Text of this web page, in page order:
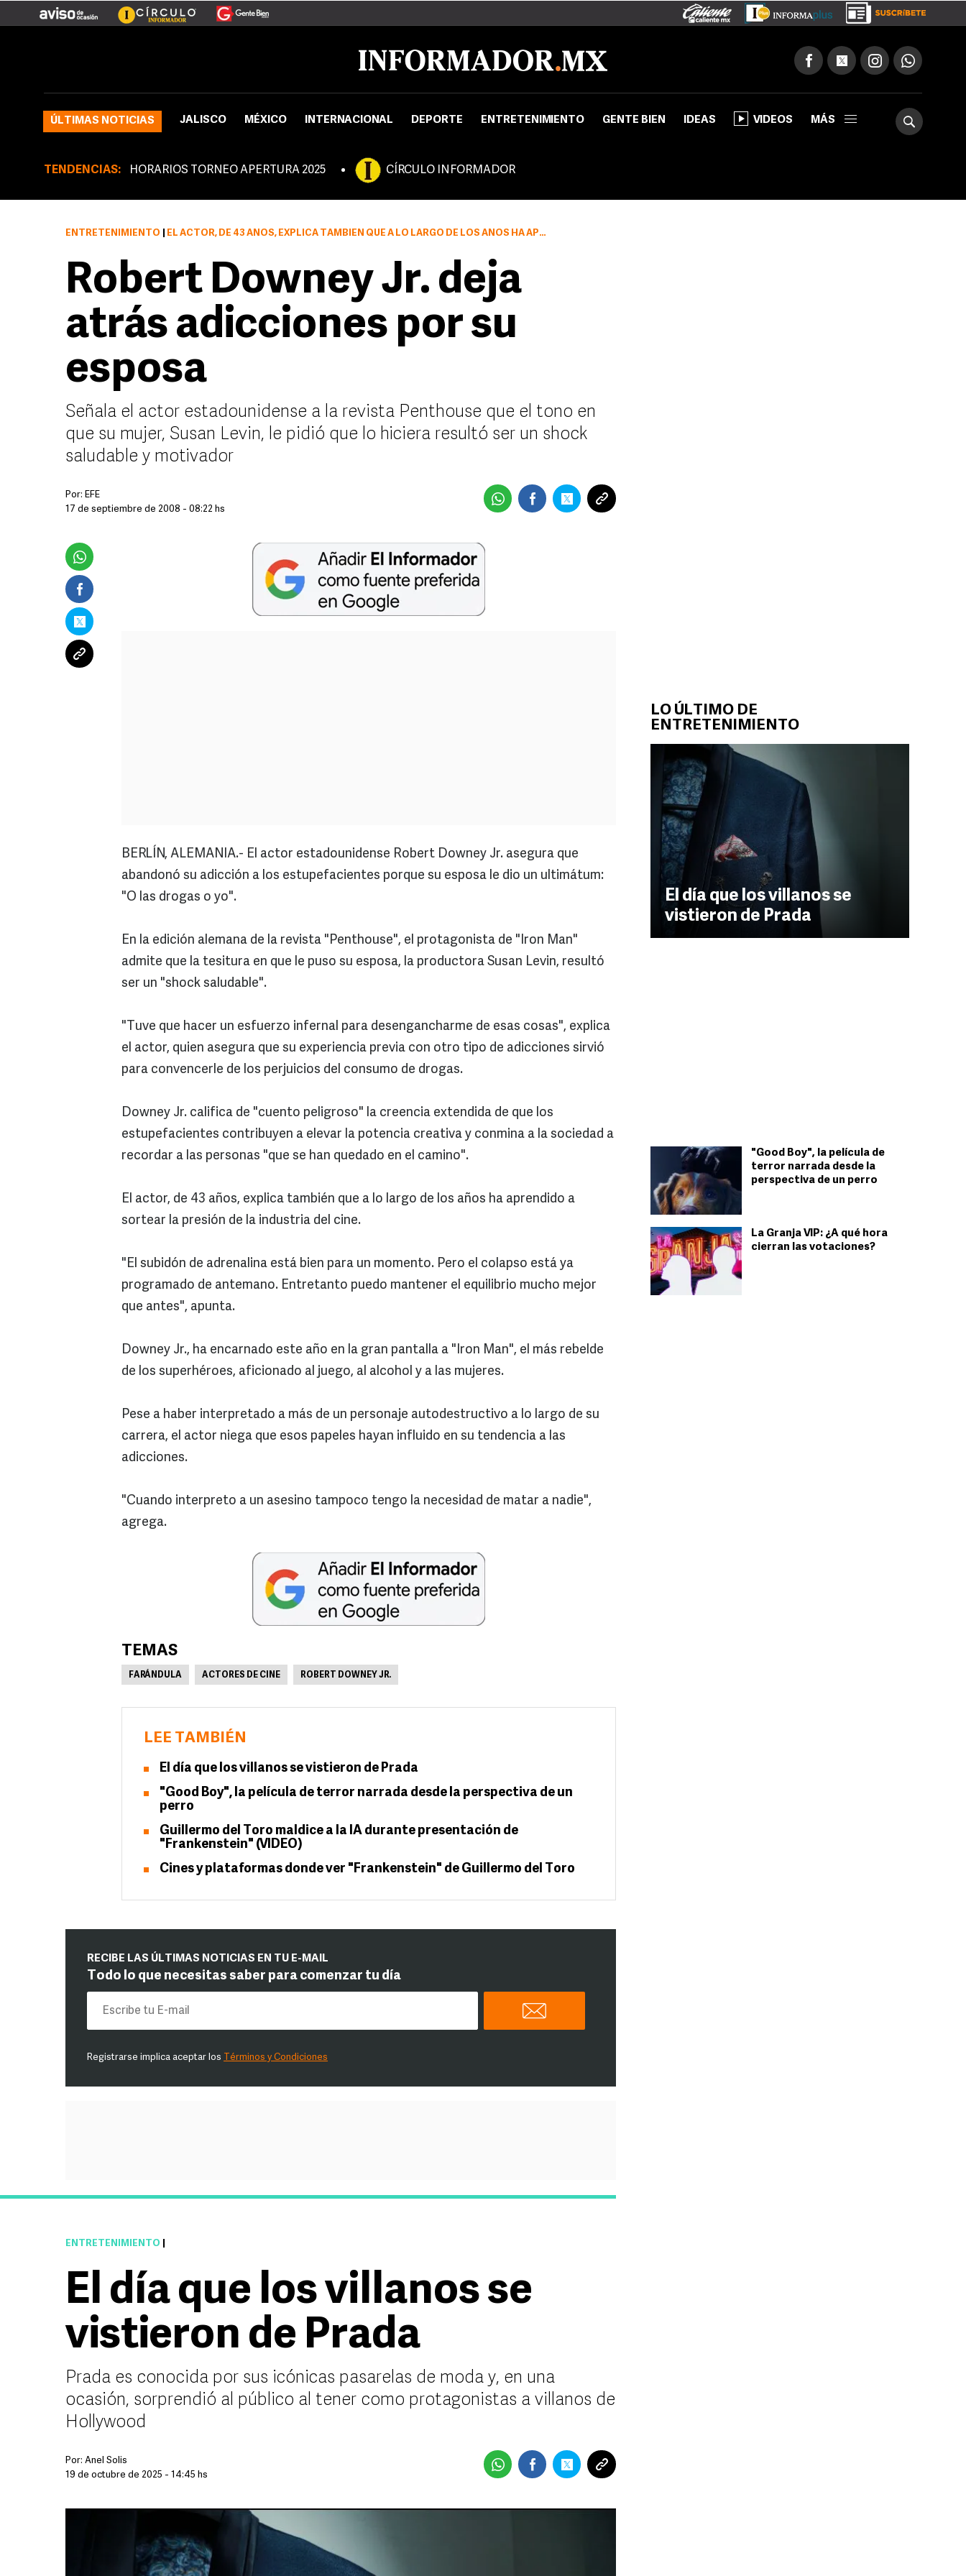
ÚLTIMAS NOTICIAS JALISCO MÉXICO INTERNACIONAL DEPORTE ENTRETENIMIENTO GENTE BIEN IDEAS VIDEOS MÁS
TENDENCIAS: HORARIOS TORNEO APERTURA 2025 CÍRCULO INFORMADOR
LO ÚLTIMO DE
ENTRETENIMIENTO
El día que los villanos se
vistieron de Prada
"Good Boy", la película de
terror narrada desde la
perspectiva de un perro
La Granja VIP: ¿A qué hora
cierran las votaciones?
ENTRETENIMIENTO EL ACTOR, DE 43 AÑOS, EXPLICA TAMBIÉN QUE A LO LARGO DE LOS AÑOS HA APRENDIDO A SORTEAR LA PRESIÓN DE LA INDUSTRIA DEL CINE
Robert Downey Jr. deja
atrás adicciones por su
esposa
Señala el actor estadounidense a la revista Penthouse que el tono en
que su mujer, Susan Levin, le pidió que lo hiciera resultó ser un shock
saludable y motivador
Por: EFE
17 de septiembre de 2008 - 08:22 hs
BERLÍN, ALEMANIA.- El actor estadounidense Robert Downey Jr. asegura que
abandonó su adicción a los estupefacientes porque su esposa le dio un ultimátum:
"O las drogas o yo".
En la edición alemana de la revista "Penthouse", el protagonista de "Iron Man"
admite que la tesitura en que le puso su esposa, la productora Susan Levin, resultó
ser un "shock saludable".
"Tuve que hacer un esfuerzo infernal para desengancharme de esas cosas", explica
el actor, quien asegura que su experiencia previa con otro tipo de adicciones sirvió
para convencerle de los perjuicios del consumo de drogas.
Downey Jr. califica de "cuento peligroso" la creencia extendida de que los
estupefacientes contribuyen a elevar la potencia creativa y conmina a la sociedad a
recordar a las personas "que se han quedado en el camino".
El actor, de 43 años, explica también que a lo largo de los años ha aprendido a
sortear la presión de la industria del cine.
"El subidón de adrenalina está bien para un momento. Pero el colapso está ya
programado de antemano. Entretanto puedo mantener el equilibrio mucho mejor
que antes", apunta.
Downey Jr., ha encarnado este año en la gran pantalla a "Iron Man", el más rebelde
de los superhéroes, aficionado al juego, al alcohol y a las mujeres.
Pese a haber interpretado a más de un personaje autodestructivo a lo largo de su
carrera, el actor niega que esos papeles hayan influido en su tendencia a las
adicciones.
"Cuando interpreto a un asesino tampoco tengo la necesidad de matar a nadie",
agrega.
TEMAS
FARÁNDULA ACTORES DE CINE ROBERT DOWNEY JR.
LEE TAMBIÉN
El día que los villanos se vistieron de Prada
"Good Boy", la película de terror narrada desde la perspectiva de un
perro
Guillermo del Toro maldice a la IA durante presentación de
"Frankenstein" (VIDEO)
Cines y plataformas donde ver "Frankenstein" de Guillermo del Toro
RECIBE LAS ÚLTIMAS NOTICIAS EN TU E-MAIL
Todo lo que necesitas saber para comenzar tu día
Registrarse implica aceptar los Términos y Condiciones
ENTRETENIMIENTO
El día que los villanos se
vistieron de Prada
Prada es conocida por sus icónicas pasarelas de moda y, en una
ocasión, sorprendió al público al tener como protagonistas a villanos de
Hollywood
Por: Anel Solis
19 de octubre de 2025 - 14:45 hs